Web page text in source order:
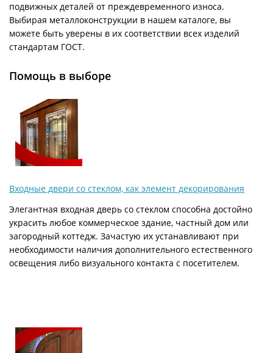
подвижных деталей от преждевременного износа.
Выбирая металлоконструкции в нашем каталоге, вы
можете быть уверены в их соответствии всех изделий
стандартам ГОСТ.
Помощь в выборе
Входные двери со стеклом, как элемент декорирования
Элегантная входная дверь со стеклом способна достойно
украсить любое коммерческое здание, частный дом или
загородный коттедж. Зачастую их устанавливают при
необходимости наличия дополнительного естественного
освещения либо визуального контакта с посетителем.